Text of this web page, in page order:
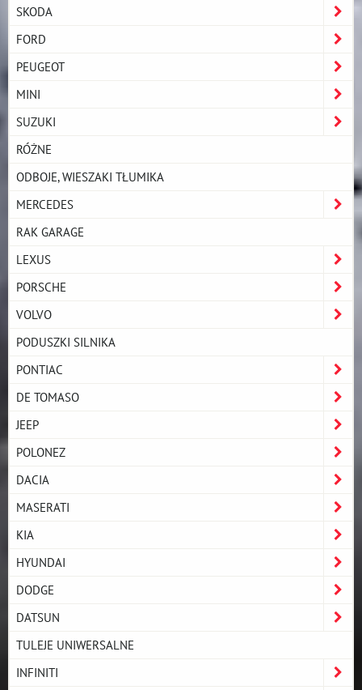
SKODA
FORD
PEUGEOT
MINI
SUZUKI
RÓŻNE
ODBOJE, WIESZAKI TŁUMIKA
MERCEDES
RAK GARAGE
LEXUS
PORSCHE
VOLVO
PODUSZKI SILNIKA
PONTIAC
DE TOMASO
JEEP
POLONEZ
DACIA
MASERATI
KIA
HYUNDAI
DODGE
DATSUN
TULEJE UNIWERSALNE
INFINITI